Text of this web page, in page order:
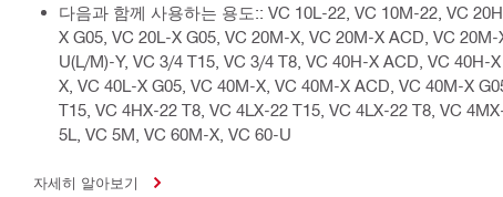
다음과 함께 사용하는 용도:: VC 10L-22, VC 10M-22, VC
X G05, VC 20L-X G05, VC 20M-X, VC 20M-X ACD, VC
U(L/M)-Y, VC 3/4 T15, VC 3/4 T8, VC 40H-X ACD, VC 40H-
X, VC 40L-X G05, VC 40M-X, VC 40M-X ACD, VC 40M-X
T15, VC 4HX-22 T8, VC 4LX-22 T15, VC 4LX-22 T8, VC
5L, VC 5M, VC 60M-X, VC 60-U
자세히 알아보기